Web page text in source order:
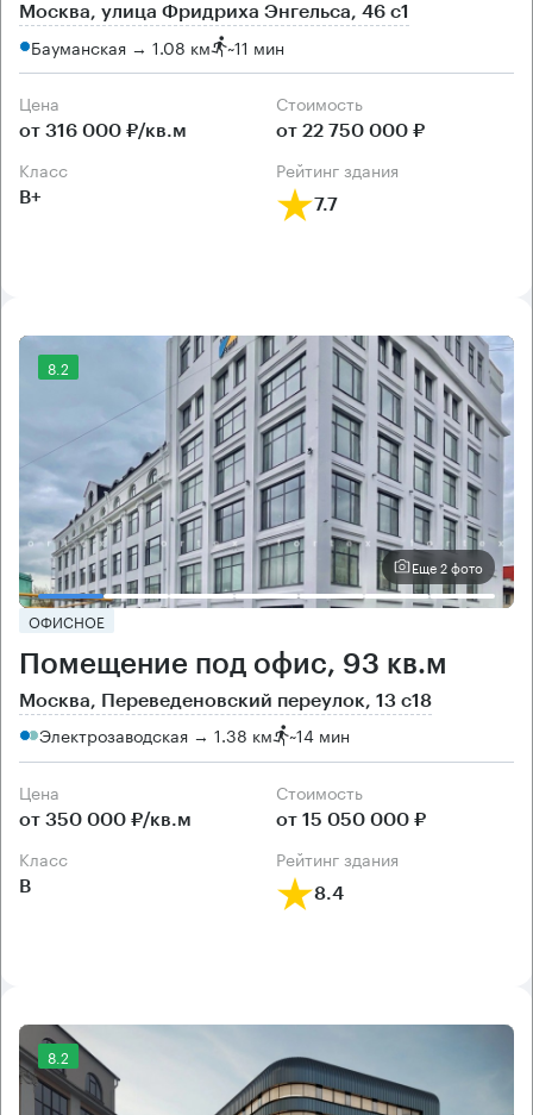
Москва, улица Фридриха Энгельса, 46 с1
Бауманская → 1.08 км ~11 мин
Цена
от 316 000 ₽/кв.м
Cтоимость
от 22 750 000 ₽
класс
B+
рейтинг здания
7.7
8.2
Еще 2 фото
ОФИСНОЕ
Помещение под офис, 93 кв.м
Москва, Переведеновский переулок, 13 с18
Электрозаводская → 1.38 км ~14 мин
Цена
от 350 000 ₽/кв.м
Cтоимость
от 15 050 000 ₽
класс
B
рейтинг здания
8.4
8.2